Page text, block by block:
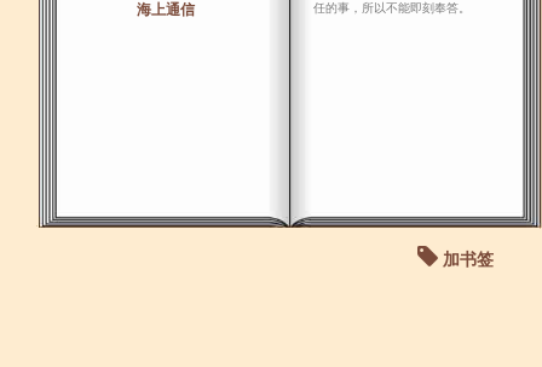
海上通信
任的事，所以不能即刻奉答。
加书签